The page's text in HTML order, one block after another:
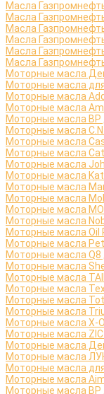
Масла
Масла
Масла
Масла
Масла
Масла
Моторные масла
Моторные масла
Моторные масла
Моторные масла
Моторные масла BP
Моторные масла
Моторные масла
Моторные масла
Моторные масла
Моторные масла
Моторные масла
Моторные масла
Моторные масла
Моторные масла
Моторные масла Oil
Моторные масла
Моторные масла Q8
Моторные масла
Моторные масла
Моторные масла
Моторные масла
Моторные масла
Моторные масла X-
Моторные масла ZIC
Моторные масла
Моторные масла
Моторные масла
Моторные масла
Моторные масла BP